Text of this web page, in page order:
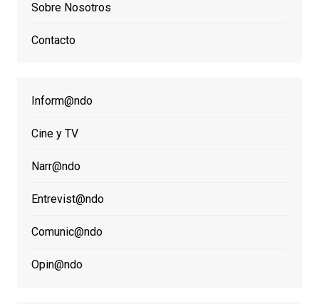
Sobre Nosotros
Contacto
Inform@ndo
Cine y TV
Narr@ndo
Entrevist@ndo
Comunic@ndo
Opin@ndo